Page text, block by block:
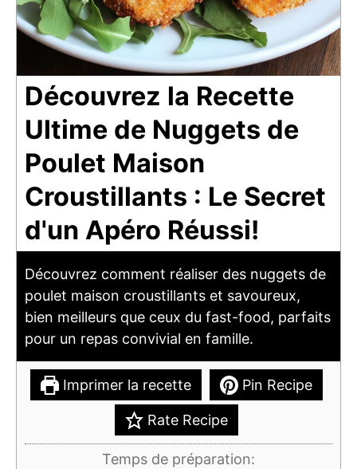
Découvrez la Recette
Ultime de Nuggets de
Poulet Maison
Croustillants : Le Secret
d'un Apéro Réussi!
Découvrez comment réaliser des nuggets de
poulet maison croustillants et savoureux,
bien meilleurs que ceux du fast-food, parfaits
pour un repas convivial en famille.
Imprimer la recette Pin Recipe
Rate Recipe
Temps de préparation: